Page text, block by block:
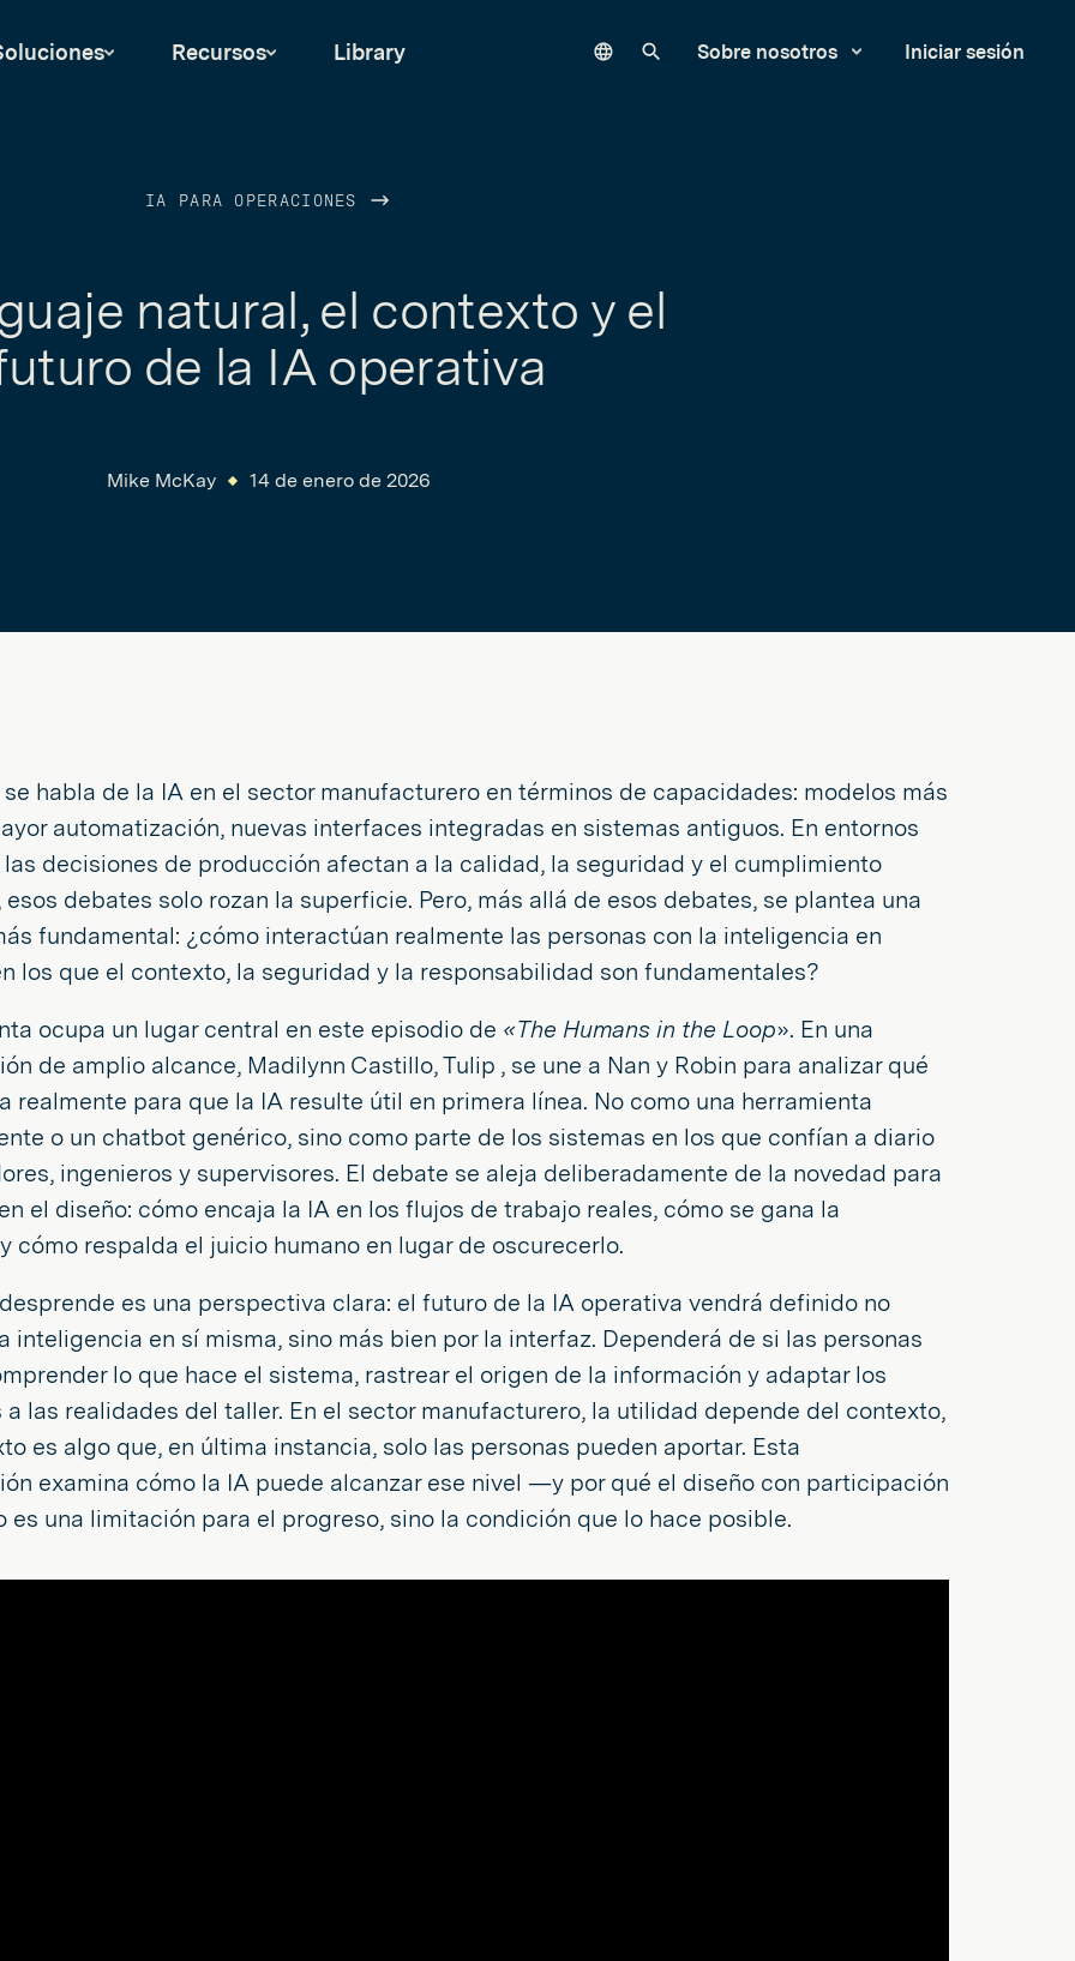
Recursos Library LanguageBuscar en nuestro sitio
Sobre nosotros Iniciar sesión
IA PARA OPERACIONES
natural, el contexto y el
de la IA operativa
Mike McKay 14 de enero de 2026
habla de la IA en el sector manufacturero en términos de capacidades: modelos más
automatización, nuevas interfaces integradas en sistemas antiguos. En entornos
las decisiones de producción afectan a la calidad, la seguridad y el cumplimiento
esos debates solo rozan la superficie. Pero, más allá de esos debates, se plantea una
fundamental: ¿cómo interactúan realmente las personas con la inteligencia en
los que el contexto, la seguridad y la responsabilidad son fundamentales?
ocupa un lugar central en este episodio de «The Humans in the Loop». En una
de amplio alcance, Madilynn Castillo, Tulip , se une a Nan y Robin para analizar qué
realmente para que la IA resulte útil en primera línea. No como una herramienta
o un chatbot genérico, sino como parte de los sistemas en los que confían a diario
ingenieros y supervisores. El debate se aleja deliberadamente de la novedad para
el diseño: cómo encaja la IA en los flujos de trabajo reales, cómo se gana la
cómo respalda el juicio humano en lugar de oscurecerlo.
es una perspectiva clara: el futuro de la IA operativa vendrá definido no
inteligencia en sí misma, sino más bien por la interfaz. Dependerá de si las personas
lo que hace el sistema, rastrear el origen de la información y adaptar los
a las realidades del taller. En el sector manufacturero, la utilidad depende del contexto,
es algo que, en última instancia, solo las personas pueden aportar. Esta
examina cómo la IA puede alcanzar ese nivel —y por qué el diseño con participación
es una limitación para el progreso, sino la condición que lo hace posible.